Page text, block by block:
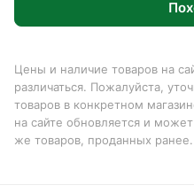
Цены и наличие товаров на
различаться. Пожалуйста,
товаров в конкретном
на сайте обновляется и
же товаров, проданных ранее.